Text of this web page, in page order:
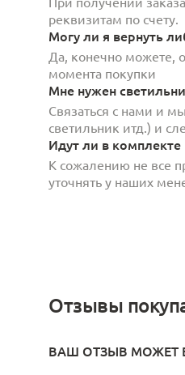
реквизитам по счету.
Могу ли я вернуть
Да, конечно можете,
момента покупки
Мне нужен
Связаться с нами и
светильник итд.) и
Идут ли в
К сожалению не все
уточнять у наших
Отзывы
ВАШ ОТЗЫВ МОЖЕТ